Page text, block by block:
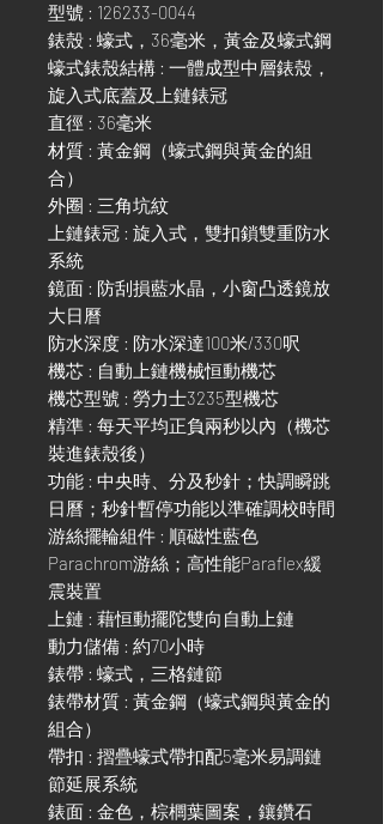
型號 : 126233-0044
錶殼 : 蠔式，36毫米，黃金及蠔式鋼
蠔式錶殼結構 : 一體成型中層錶殼，
旋入式底蓋及上鏈錶冠
直徑 : 36毫米
材質 : 黃金鋼（蠔式鋼與黃金的組
合）
外圈 : 三角坑紋
上鏈錶冠 : 旋入式，雙扣鎖雙重防水
系統
鏡面 : 防刮損藍水晶，小窗凸透鏡放
大日曆
防水深度 : 防水深達100米/330呎
機芯 : 自動上鏈機械恒動機芯
機芯型號 : 勞力士3235型機芯
精準 : 每天平均正負兩秒以內（機芯
裝進錶殼後）
功能 : 中央時、分及秒針；快調瞬跳
日曆；秒針暫停功能以準確調校時間
游絲擺輪組件 : 順磁性藍色
Parachrom游絲；高性能Paraflex緩
震裝置
上鏈 : 藉恒動擺陀雙向自動上鏈
動力儲備 : 約70小時
錶帶 : 蠔式，三格鏈節
錶帶材質 : 黃金鋼（蠔式鋼與黃金的
組合）
帶扣 : 摺疊蠔式帶扣配5毫米易調鏈
節延展系統
錶面 : 金色，棕櫚葉圖案，鑲鑽石